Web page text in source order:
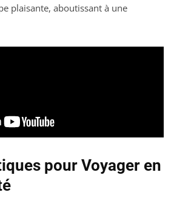
plaisante, aboutissant à une
pour Voyager en